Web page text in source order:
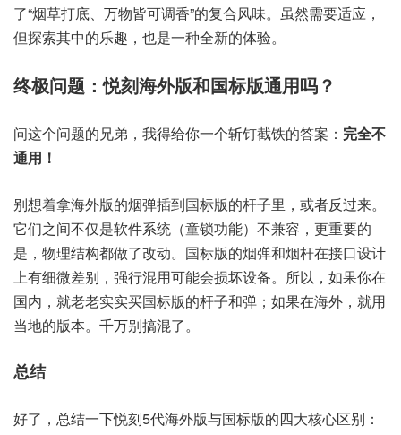
了“烟草打底、万物皆可调香”的复合风味。虽然需要适应，
但探索其中的乐趣，也是一种全新的体验。
终极问题：悦刻海外版和国标版通用吗？
问这个问题的兄弟，我得给你一个斩钉截铁的答案： 完全不
通用！
别想着拿海外版的烟弹插到国标版的杆子里，或者反过来。
它们之间不仅是软件系统（童锁功能）不兼容，更重要的
是，物理结构都做了改动。国标版的烟弹和烟杆在接口设计
上有细微差别，强行混用可能会损坏设备。所以，如果你在
国内，就老老实实买国标版的杆子和弹；如果在海外，就用
当地的版本。千万别搞混了。
总结
好了，总结一下悦刻5代海外版与国标版的四大核心区别：